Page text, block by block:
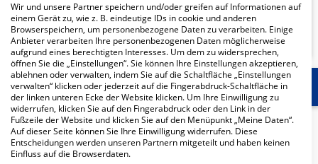
KLINIKEN FINDEN
Start Für die Klinik Weitere Fachabteilungen
Herzlich Willkommen
Wir und unsere Partner speichern und/oder greifen auf Informationen auf
einem Gerät zu, wie z. B. eindeutige IDs in cookie und anderen
Browserspeichern, um personenbezogene Daten zu verarbeiten. Einige
Anbieter verarbeiten Ihre personenbezogenen Daten möglicherweise
aufgrund eines berechtigten Interesses. Um dem zu widersprechen,
öffnen Sie die „Einstellungen“. Sie können Ihre Einstellungen akzeptieren,
ablehnen oder verwalten, indem Sie auf die Schaltfläche „Einstellungen
verwalten“ klicken oder jederzeit auf die Fingerabdruck-Schaltfläche in
der linken unteren Ecke der Website klicken. Um Ihre Einwilligung zu
widerrufen, klicken Sie auf den Fingerabdruck oder den Link in der
Fußzeile der Website und klicken Sie auf den Menüpunkt „Meine Daten“.
Auf dieser Seite können Sie Ihre Einwilligung widerrufen. Diese
Entscheidungen werden unseren Partnern mitgeteilt und haben keinen
Einfluss auf die Browserdaten.